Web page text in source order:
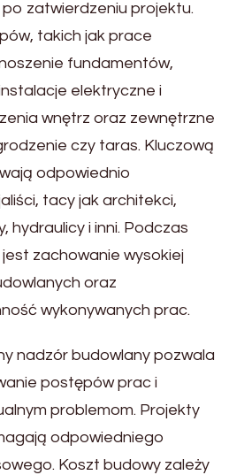
zatwierdzeniu projektu.
takich jak prace
fundamentów,
elektryczne i
wnętrz oraz zewnętrzne
czy taras. Kluczową
odpowiednio
tacy jak architekci,
hydraulicy i inni. Podczas
zachowanie wysokiej
oraz
wykonywanych prac.
nadzór budowlany pozwala
postępów prac i
problemom. Projekty
odpowiedniego
Koszt budowy zależy